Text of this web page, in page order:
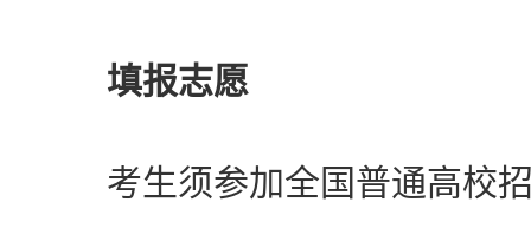
填报志愿
考生须参加全国普通高校招